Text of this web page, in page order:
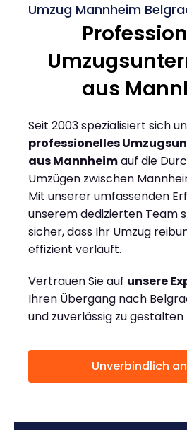
Umzug Mannheim
aus
Seit 2003 spezialisiert sich
professionelles
aus Mannheimauf die
Umzügen zwischen
Mit unserer umfassenden
unserem dedizierten Team
sicher, dass Ihr Umzug
effizient verläuft.
Vertrauen Sie auf unsere
Ihren Übergang nach
und zuverlässig zu gestalten
Unverbindlich